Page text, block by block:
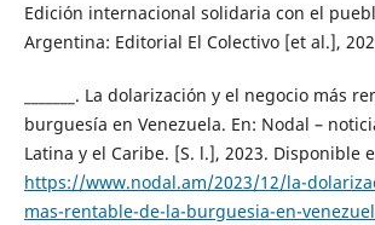
Edición internacional solidaria con el
Argentina: Editorial El Colectivo [et al.],
_______. La dolarización y el negocio más
burguesía en Venezuela. En: Nodal –
Latina y el Caribe. [S. l.], 2023. Disponible
https://www.nodal.am/2023/12/la-
mas-rentable-de-la-burguesia-en-